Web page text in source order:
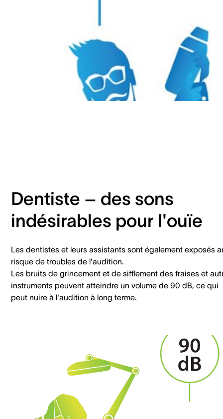
Dentiste – des sons
indésirables pour l'ouïe
Les dentistes et leurs assistants sont également exposés
risque de troubles de l'audition.
Les bruits de grincement et de sifflement des fraises et
instruments peuvent atteindre un volume de 90 dB, ce qui
peut nuire à l'audition à long terme.